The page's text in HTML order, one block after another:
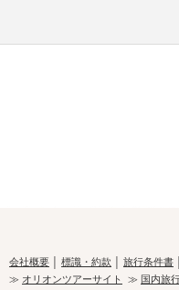
会社概要 標識・約款 旅行条件書
≫ オリオンツアーサイト ≫ 国内旅